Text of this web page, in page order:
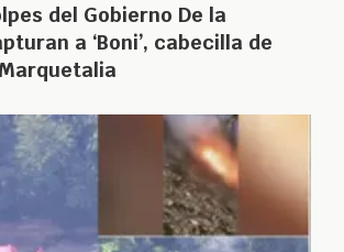
del Gobierno De la
a ‘Boni’, cabecilla de